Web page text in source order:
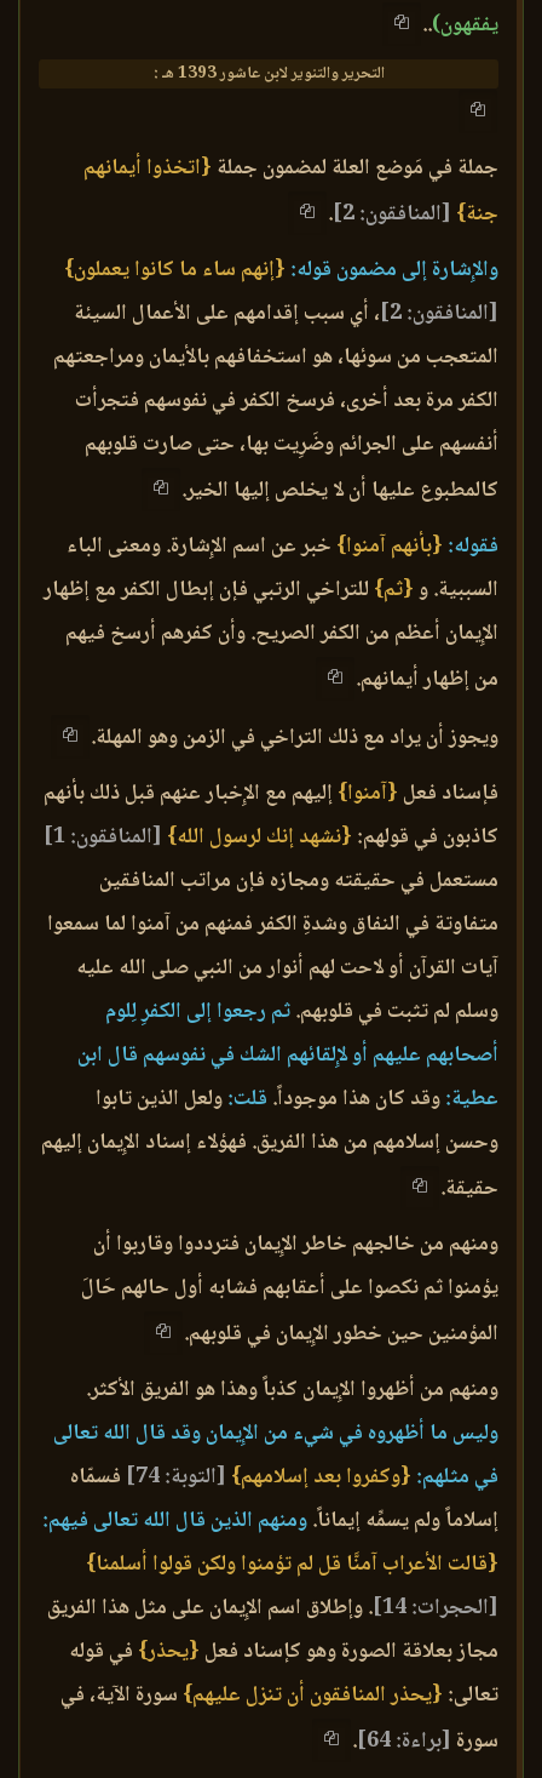
يفقهون)..
التحرير والتنوير لابن عاشور 1393 هـ :
جملة في مَوضع العلة لمضمون جملة {اتخذوا أيمانهم
جنة} [المنافقون: 2]
.
والإِشارة إلى مضمون قوله: {إنهم ساء ما كانوا يعملون}
[المنافقون: 2]
، أي سبب إقدامهم على الأعمال السيئة
المتعجب من سوئها، هو استخفافهم بالأيمان ومراجعتهم
الكفر مرة بعد أخرى، فرسخ الكفر في نفوسهم فتجرأت
أنفسهم على الجرائم وضَرِيت بها، حتى صارت قلوبهم
كالمطبوع عليها أن لا يخلص إليها الخير.
فقوله: {بأنهم آمنوا} خبر عن اسم الإِشارة. ومعنى الباء
السببية. و{ثم} للتراخي الرتبي فإن إبطال الكفر مع إظهار
الإِيمان أعظم من الكفر الصريح. وأن كفرهم أرسخ فيهم
من إظهار أيمانهم.
ويجوز أن يراد مع ذلك التراخي في الزمن وهو المهلة.
فإسناد فعل {آمنوا}إليهم مع الإِخبار عنهم قبل ذلك بأنهم
كاذبون في قولهم: {نشهد إنك لرسول الله} [المنافقون: 1]
مستعمل في حقيقته ومجازه فإن مراتب المنافقين
متفاوتة في النفاق وشدةِ الكفر فمنهم من آمنوا لما سمعوا
آيات القرآن أو لاحت لهم أنوار من النبي صلى الله عليه
وسلم لم تثبت في قلوبهم.ثم رجعوا إلى الكفرِ لِلوم
أصحابهم عليهم أو لإِلقائهم الشك في نفوسهم قال ابن
عطية:وقد كان هذا موجوداً. قلت:ولعل الذين تابوا
وحسن إسلامهم من هذا الفريق. فهؤلاء إسناد الإِيمان إليهم
حقيقة.
ومنهم من خالجهم خاطر الإِيمان فترددوا وقاربوا أن
يؤمنوا ثم نكصوا على أعقابهم فشابه أول حالهم حَالَ
المؤمنين حين خطور الإِيمان في قلوبهم.
ومنهم من أظهروا الإِيمان كذباً وهذا هو الفريق الأكثر.
وليس ما أظهروه في شيء من الإِيمان وقد قال الله تعالى
في مثلهم: {وكفروا بعد إسلامهم} [التوبة: 74]
فسمّاه
إسلاماً ولم يسمِّه إيماناً.ومنهم الذين قال الله تعالى فيهم:
{قالت الأعراب آمنَّا قل لم تؤمنوا ولكن قولوا أسلمنا}
[الحجرات: 14]
. وإطلاق اسم الإِيمان على مثل هذا الفريق
مجاز بعلاقة الصورة وهو كإسناد فعل {يحذر} في قوله
تعالى: {يحذر المنافقون أن تنزل عليهم} سورة الآية، في
سورة [براءة: 64]
.